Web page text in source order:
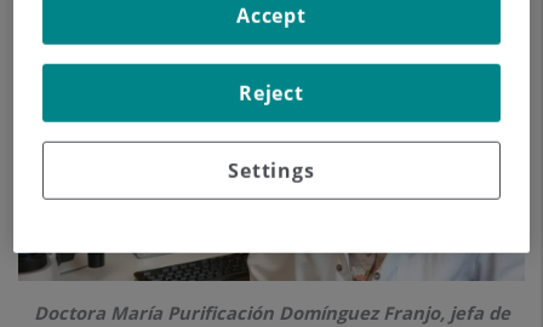
Doctora María Purificación Domínguez Franjo, jefa de
Settings
Reject
Accept